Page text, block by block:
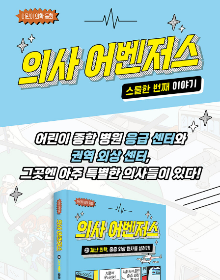
은 기분이 좋지 않지만 위급한 상황이니 환자 상태를 브리핑한다.
천재수는 본인이 수술을 하겠다며 강훈을 쏙 빼놓고 수술실에 들
어가려고 하는데 이게 무슨 상황인 걸까. 결국 천재수의 주도로
지운이는 즉시 수술에 들어가고, 장 천공 수술과 개방성 골절 수
술을 동시에 진행하는데…….
눈사태로 1시간 정도 파묻혀 있다가 뒤늦게 발견되어 응급실로
실려온 6세 최서우. 동공이 풀려 있고, 맥박도 약하다. 심장 박동
속도와 호흡도 느리다. 공주인은 기관 내 삽관으로 기도를 확보하
고, 가온된 산소와 수액을 준 뒤, 직장 체온 및 심전도계 등을 체
크해 최종 중등도 저체온증 진단을 내린다. 또 의식이 떨어진 다
른 원인이 있는지 알아보기 위해 혈액 검사와 뇌 CT도 진행하지
만 다른 이상은 없다. 겨우 의식을 차린 서우가 “아빠.” 하고 부른
소리에 서우 아빠는 감격의 눈물을 흘린다. 아이가 의식을 잃고
목숨이 위태로웠다가 살아났으니……. “감사합니다. 정말 감사합
니다.” 서우 아빠는 연신 고개를 숙여 감사의 인사를 전한다.